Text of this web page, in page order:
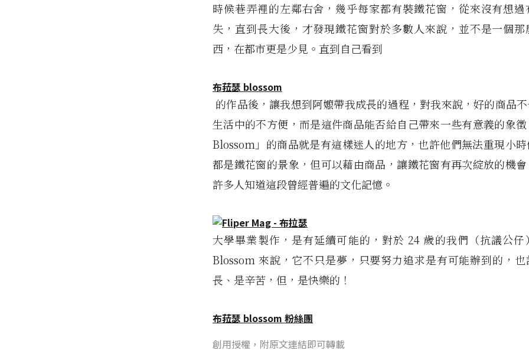
時候巷弄裡的左鄰右舍，幾乎每家都有裝鐵花窗，從來沒有想
失，直到長大後，才發現鐵花窗對於多數人來說，並不是一個
西，在都市更是少見。直到自己看到
布菈瑟 blossom
的作品後，讓我想到阿嬤帶我成長的過程，對我來說，好的商品
生活中的不方便，而是這件商品能否給自己帶來一些有意義的象
Blossom」的商品就是有這樣迷人的地方，也許他們無法重現小
都是鐵花窗的景象，但可以藉由商品，讓鐵花窗有再次綻放的機
許多人知道這段曾經普遍的文化記憶。
大學畢業製作，是有延續可能的，對於 24 歲的我們（抗議公仔
Blossom 來說，它不只是夢，只要努力追求是有可能辦到的，
長、是辛苦，但，是快樂的！
布菈瑟 blossom 粉絲團
創用授權，附原文連結即可轉載